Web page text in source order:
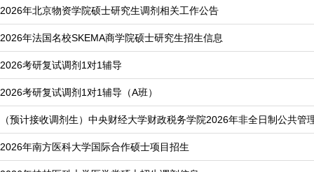
2026年北京物资学院硕士研究生调剂相关工作公告
2026年法国名校SKEMA商学院硕士研究生招生信息
2026考研复试调剂1对1辅导
2026考研复试调剂1对1辅导（A班）
（预计接收调剂生）中央财经大学财政税务学院2026年非全日制公共管
2026年南方医科大学国际合作硕士项目招生